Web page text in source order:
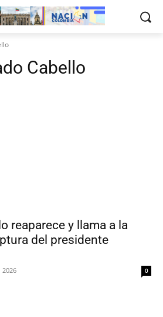
Cabello
reaparece y llama a la
del presidente
2026 0